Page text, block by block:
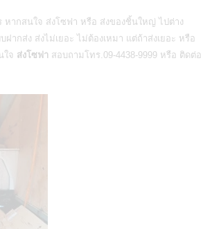
หากสนใจ ส่งโซฟา หรือ ส่งของชิ้นใหญ่ ไปต่าง
ากส่ง ส่งไม่เยอะ ไม่ต้องเหมา แต่ถ้าส่งเยอะ หรือ
ใจ ส่งโซฟา สอบถามโทร.09-4438-9999 หรือ ติดต่อ